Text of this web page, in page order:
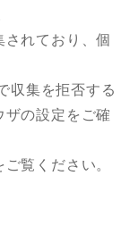
れており、個
収集を拒否する
ザの設定をご確
ご覧ください。